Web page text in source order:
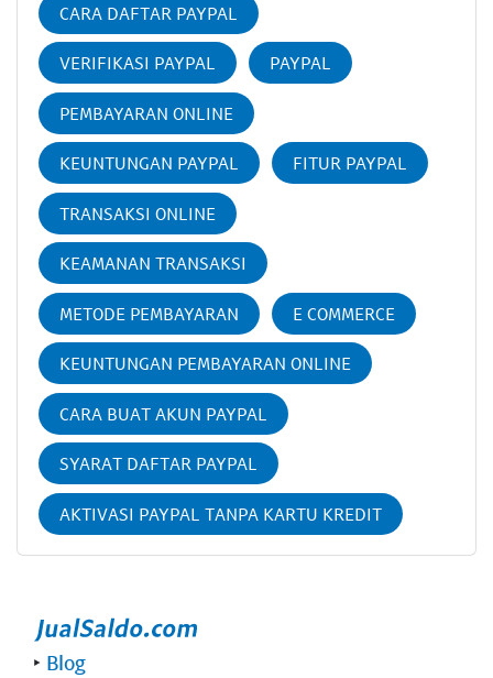
CARA DAFTAR PAYPAL
VERIFIKASI PAYPAL PAYPAL
PEMBAYARAN ONLINE
KEUNTUNGAN PAYPAL FITUR PAYPAL
TRANSAKSI ONLINE
KEAMANAN TRANSAKSI
METODE PEMBAYARAN E COMMERCE
KEUNTUNGAN PEMBAYARAN ONLINE
CARA BUAT AKUN PAYPAL
SYARAT DAFTAR PAYPAL
AKTIVASI PAYPAL TANPA KARTU KREDIT
‣ Blog